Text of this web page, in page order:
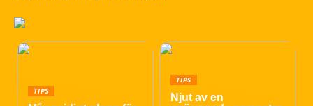
TIPS
TIPS
Njut av en